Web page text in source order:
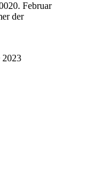
20. Februar
der